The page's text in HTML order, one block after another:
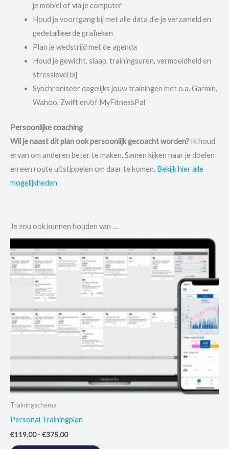
je mobiel of via je computer
Houd je voortgang bij met alle data die je verzameld en
gedetailleerde grafieken
Plan je wedstrijd met de agenda
Houd je gewicht, slaap, trainingsuren, vermoeidheid en
stresslevel bij
Synchroniseer dagelijks jouw trainingen met o.a. Garmin,
Wahoo, Zwift en/of MyFitnessPal
Persoonlijke coaching
Wil je naast dit plan ook persoonlijk gecoacht worden? Ik houd
ervan om anderen beter te maken. Samen kijken naar je doelen
en een route uitstippelen om daar te komen. Bekijk hier alle
mogelijkheden
Je zou ook kunnen houden van …
Trainingschema
Personal Trainingplan
€119.00 -€375.00Prijsklasse: